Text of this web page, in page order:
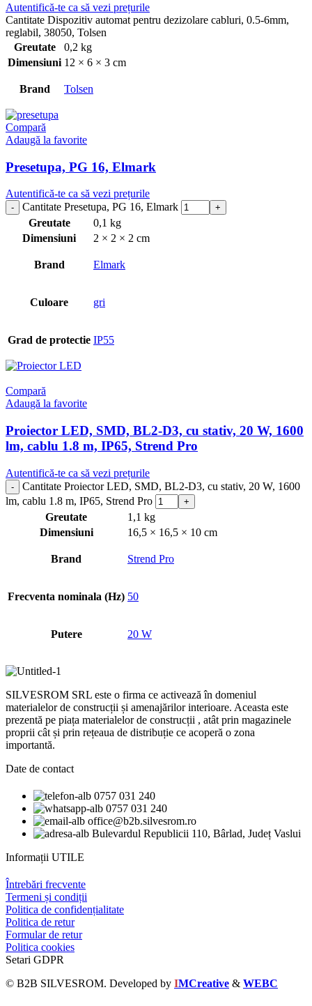
Autentifică-te ca să vezi prețurile
Cantitate Dispozitiv automat pentru dezizolare cabluri, 0.5-6mm,
reglabil, 38050, Tolsen
Greutate
0,2 kg
Dimensiuni 12 × 6 × 3 cm
Brand Tolsen
Compară
Adaugă la favorite
Presetupa, PG 16, Elmark
Autentifică-te ca să vezi prețurile
Cantitate Presetupa, PG 16, Elmark
Greutate
0,1 kg
Dimensiuni
2 × 2 × 2 cm
Brand Elmark
Culoare gri
Grad de protectie IP55
Compară
Adaugă la favorite
Proiector LED, SMD, BL2-D3, cu stativ, 20 W, 1600
lm, cablu 1.8 m, IP65, Strend Pro
Autentifică-te ca să vezi prețurile
Cantitate Proiector LED, SMD, BL2-D3, cu stativ, 20 W, 1600
lm, cablu 1.8 m, IP65, Strend Pro
Greutate
1,1 kg
Dimensiuni
16,5 × 16,5 × 10 cm
Brand Strend Pro
Frecventa nominala (Hz) 50
Putere 20 W
SILVESROM SRL este o firma ce activează în domeniul
materialelor de construcții și amenajărilor interioare. Aceasta este
prezentă pe piața materialelor de construcții , atât prin magazinele
proprii cât și prin rețeaua de distribuție ce acoperă o zona
importantă.
Date de contact
0757 031 240
0757 031 240
office@b2b.silvesrom.ro
Bulevardul Republicii 110, Bârlad, Județ Vaslui
Informații UTILE
Întrebări frecvente
Termeni și condiții
Politica de confidențialitate
Politica de retur
Formular de retur
Politica cookies
Setari GDPR
© B2B SILVESROM. Developed by IMCreative & WEBC